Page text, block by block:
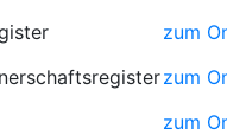
zum
zum
zum